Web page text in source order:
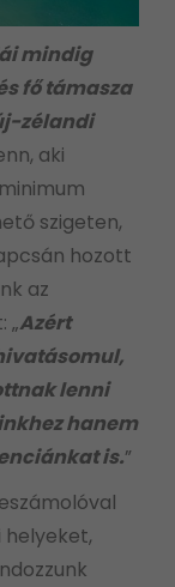
mindig
fő támasza
zélandi
aki
szigeten,
hozott
az
„Azért
lenni
hanem
is.”
helyeket,